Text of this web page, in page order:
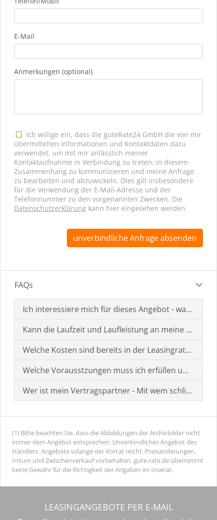
E-Mail
Anmerkungen (optional)
Ich willige ein, dass die guteRate24 GmbH die von mir
übermittelten Informationen und Kontaktdaten dazu
verwendet, um mit mir anlässlich meiner
Kontaktaufnahme in Verbindung zu treten, in diesem
Zusammenhang zu kommunizieren und meine Anfrage
zu bearbeiten und abzuwickeln. Dies gilt insbesondere
für die Verwendung der E-Mail-Adresse und der
Telefonnummer zu den vorgenannten Zwecken. Die
Datenschutzerklärung kann hier eingesehen werden.
unverbindliche Anfrage absenden
FAQs
Ich interessiere mich für dieses Angebot - was muss
Kann die Laufzeit und Laufleistung an meine
Welche Kosten sind bereits in der Leasingrate
Welche Vorausstzungen muss ich erfüllen um einen
Wer ist mein Vertragspartner - Mit wem schließe ich
(1) Bitte beachten Sie, dass die Abbildungen der Archivbilder nicht
immer dem Angebot entsprechen. Unverbindliches Angebot des
Händlers. Angebote solange der Vorrat reicht. Preisänderungen,
Irrtum und Zwischenverkauf vorbehalten. gute-rate.de übernimmt
keine Gewähr für die Richtigkeit der Angaben im Inserat.
LEASINGANGEBOTE PER E-MAIL